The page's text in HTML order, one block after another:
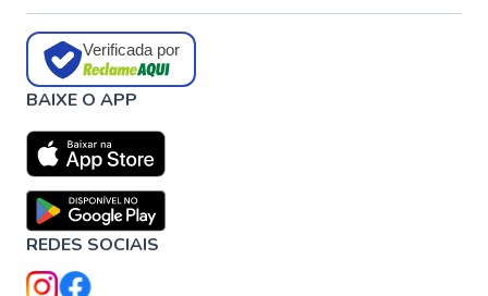
Verificada por
BAIXE O APP
REDES SOCIAIS